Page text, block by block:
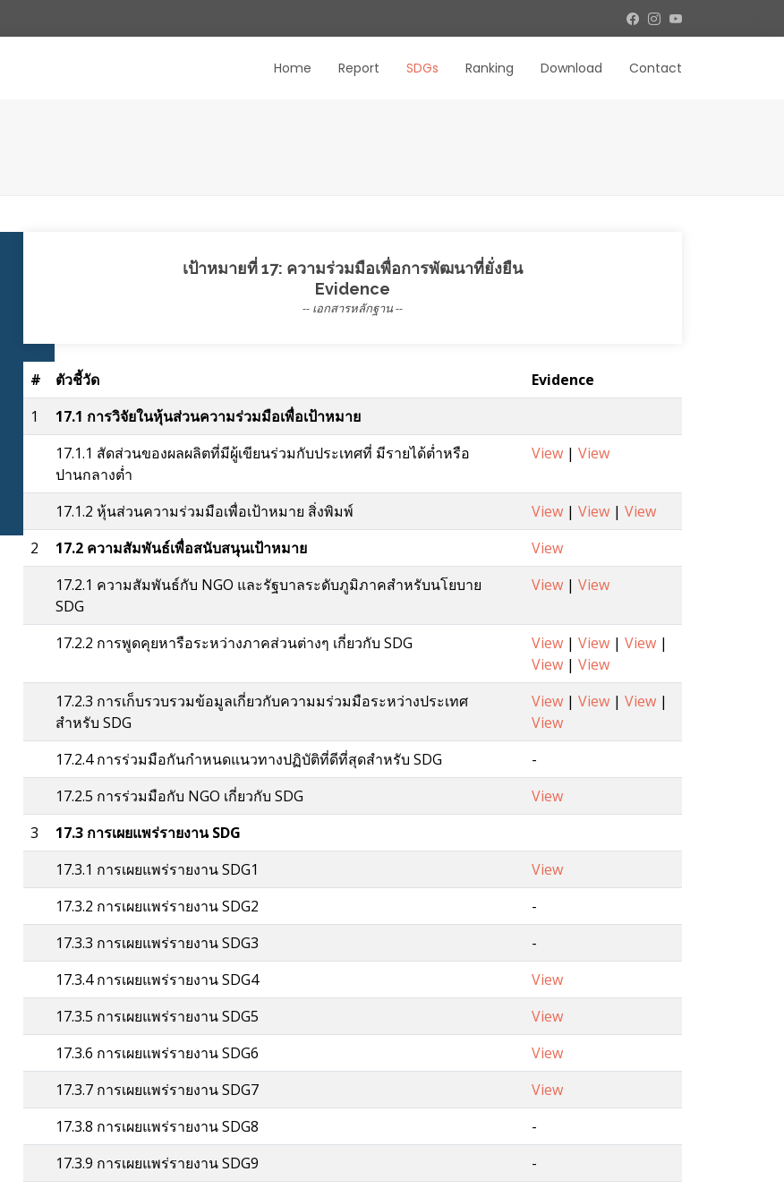
Home Report SDGs Ranking Download Contact
เป้าหมายที่ 17: ความร่วมมือเพื่อการพัฒนาที่ยั่งยืน
Evidence
-- เอกสารหลักฐาน --
# ตัวชี้วัด
Evidence
1
17.1 การวิจัยในหุ้นส่วนความร่วมมือเพื่อเป้าหมาย
17.1.1 สัดส่วนของผลผลิตที่มีผู้เขียนร่วมกับประเทศที่ มีรายได้ต่ำหรือ
ปานกลางต่ำ
View | View
17.1.2 หุ้นส่วนความร่วมมือเพื่อเป้าหมาย สิ่งพิมพ์ View | View | View
2
17.2 ความสัมพันธ์เพื่อสนับสนุนเป้าหมาย
View
17.2.1 ความสัมพันธ์กับ NGO และรัฐบาลระดับภูมิภาคสำหรับนโยบาย
SDG
View | View
17.2.2 การพูดคุยหารือระหว่างภาคส่วนต่างๆ เกี่ยวกับ SDG View | View | View |
View | View
17.2.3 การเก็บรวบรวมข้อมูลเกี่ยวกับความมร่วมมือระหว่างประเทศ
สำหรับ SDG
View | View | View |
View
17.2.4 การร่วมมือกันกำหนดแนวทางปฏิบัติที่ดีที่สุดสำหรับ SDG
-
17.2.5 การร่วมมือกับ NGO เกี่ยวกับ SDG
View
3
17.3 การเผยแพร่รายงาน SDG
17.3.1 การเผยแพร่รายงาน SDG1
View
17.3.2 การเผยแพร่รายงาน SDG2
-
17.3.3 การเผยแพร่รายงาน SDG3
-
17.3.4 การเผยแพร่รายงาน SDG4
View
17.3.5 การเผยแพร่รายงาน SDG5
View
17.3.6 การเผยแพร่รายงาน SDG6
View
17.3.7 การเผยแพร่รายงาน SDG7
View
17.3.8 การเผยแพร่รายงาน SDG8
-
17.3.9 การเผยแพร่รายงาน SDG9
-